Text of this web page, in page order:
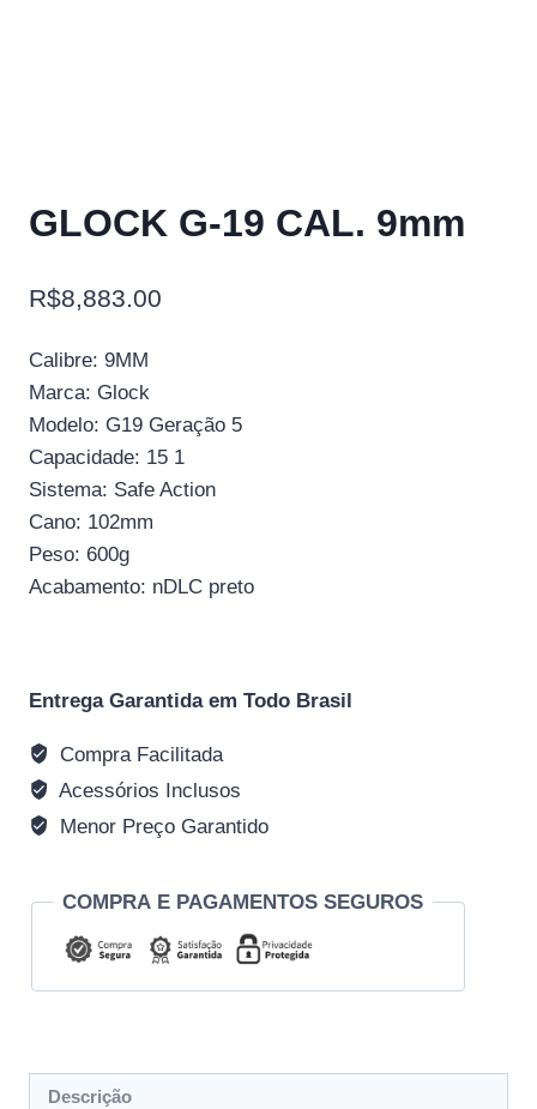
GLOCK G-19 CAL. 9mm
R$8,883.00
Calibre: 9MM
Marca: Glock
Modelo: G19 Geração 5
Capacidade: 15 1
Sistema: Safe Action
Cano: 102mm
Peso: 600g
Acabamento: nDLC preto
Entrega Garantida em Todo Brasil
Compra Facilitada
Acessórios Inclusos
Menor Preço Garantido
COMPRA E PAGAMENTOS SEGUROS
Descrição